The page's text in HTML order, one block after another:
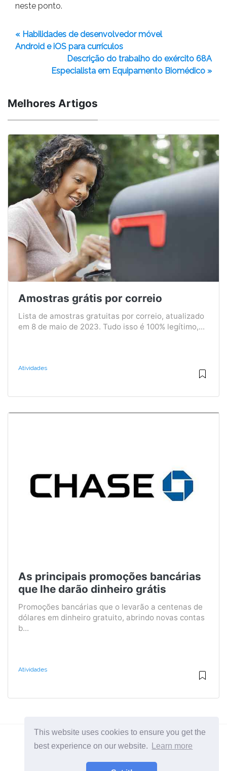
This website uses cookies to ensure you get the
best experience on our website.
Learn more
neste ponto.
« Habilidades de desenvolvedor móvel
Android e iOS para currículos
Descrição do trabalho do exército 68A
Especialista em Equipamento Biomédico »
Melhores Artigos
Amostras grátis por correio
Lista de amostras gratuitas por correio, atualizado
em 8 de maio de 2023. Tudo isso é 100% legítimo,...
Atividades
As principais promoções bancárias
que lhe darão dinheiro grátis
Promoções bancárias que o levarão a centenas de
dólares em dinheiro gratuito, abrindo novas contas
b...
Atividades
2026 ©BuruNews